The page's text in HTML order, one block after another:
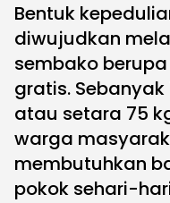
Bentuk
diwujudkan
sembako berupa
gratis.
atau setara 75
warga
membutuhkan
pokok sehari-